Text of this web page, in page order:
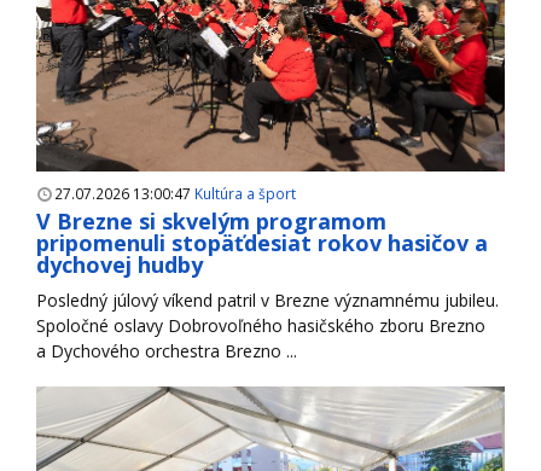
27.07.2026 13:00:47 Kultúra a šport
V Brezne si skvelým programom
pripomenuli stopäťdesiat rokov hasičov a
dychovej hudby
Posledný júlový víkend patril v Brezne významnému jubileu.
Spoločné oslavy Dobrovoľného hasičského zboru Brezno
a Dychového orchestra Brezno ...